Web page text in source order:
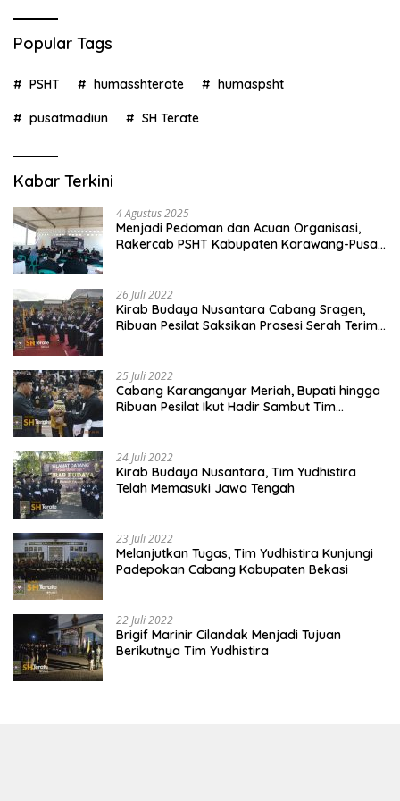
Popular Tags
PSHT humasshterate humaspsht
pusatmadiun SH Terate
Kabar Terkini
4 Agustus 2025
Menjadi Pedoman dan Acuan Organisasi,
Rakercab PSHT Kabupaten Karawang-Pusat
26 Juli 2022
Kirab Budaya Nusantara Cabang Sragen,
Ribuan Pesilat Saksikan Prosesi Serah Terima
25 Juli 2022
Cabang Karanganyar Meriah, Bupati hingga
Ribuan Pesilat Ikut Hadir Sambut Tim
24 Juli 2022
Kirab Budaya Nusantara, Tim Yudhistira
Telah Memasuki Jawa Tengah
23 Juli 2022
Melanjutkan Tugas, Tim Yudhistira Kunjungi
Padepokan Cabang Kabupaten Bekasi
22 Juli 2022
Brigif Marinir Cilandak Menjadi Tujuan
Berikutnya Tim Yudhistira